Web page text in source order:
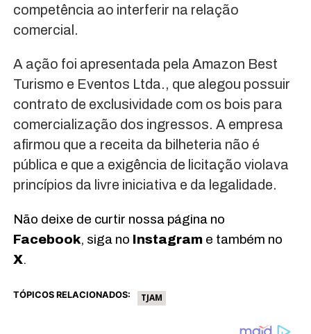
competência ao interferir na relação
comercial.
A ação foi apresentada pela Amazon Best
Turismo e Eventos Ltda., que alegou possuir
contrato de exclusividade com os bois para
comercialização dos ingressos. A empresa
afirmou que a receita da bilheteria não é
pública e que a exigência de licitação violava
princípios da livre iniciativa e da legalidade.
Não deixe de curtir nossa página no
Facebook, siga no Instagrame também no
X.
TÓPICOS RELACIONADOS: TJAM